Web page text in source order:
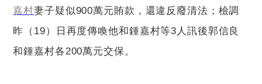
嘉村妻子疑似900萬元賄款，還違反廢清法；檢調
昨（ 19）日再度傳喚他和鍾嘉村等3 人訊後郭信良
和鍾嘉村各200萬元交保。